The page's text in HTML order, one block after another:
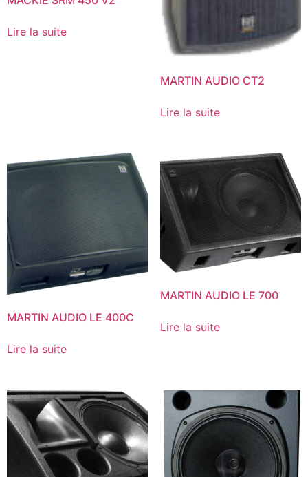
Lire la suite
MARTIN AUDIO CT2
Lire la suite
MARTIN AUDIO LE 400C
Lire la suite
MARTIN AUDIO LE 700
Lire la suite